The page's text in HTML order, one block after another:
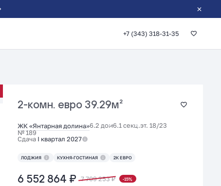
+7 (343) 318-31-35
2-комн. евро 39.29м²
ЖК «Янтарная долина»6.2 дом6.1 секц.эт. 18/23
№ 189
Сдача I квартал 2027
ЛОДЖИЯ КУХНЯ-ГОСТИНАЯ 2К ЕВРО
6 552 864 ₽ 7 709 253 ₽ -15%